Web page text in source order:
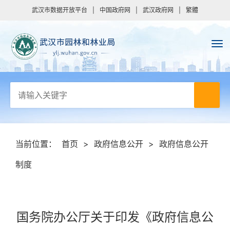
武汉市数据开放平台 中国政府网 武汉政府网 繁體
当前位置： 首页 > 政府信息公开 > 政府信息公开
制度
国务院办公厅关于印发《政府信息公